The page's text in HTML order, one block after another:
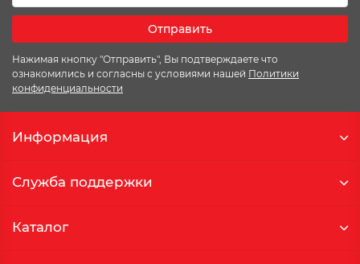
Отправить
Нажимая кнопку "Отправить", Вы подтверждаете что
ознакомились и согласны с условиями нашей Политики
конфиденциальности
Информация
Служба поддержки
Каталог